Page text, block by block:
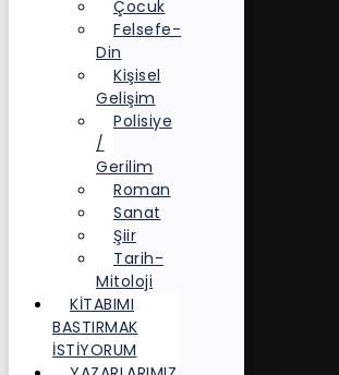
Çocuk
Felsefe-
Din
Kişisel
Gelişim
Polisiye
/
Gerilim
Roman
Sanat
Şiir
Tarih-
Mitoloji
KITABIMI
BASTIRMAK
İSTIYORUM